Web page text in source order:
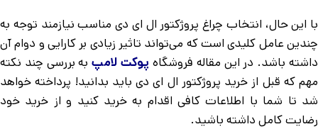
با این حال، انتخاب چراغ پروژکتور ال ای دی مناسب نیازمند توجه به
چندین عامل کلیدی است که می‌تواند تاثیر زیادی بر کارایی و دوام آن
داشته باشد. در این مقاله فروشگاه پوکت لامپبه بررسی چند نکته
مهم که قبل از خرید پروژکتور ال ای دی باید بدانید! پرداخته خواهد
شد تا شما با اطلاعات کافی اقدام به خرید کنید و از خرید خود
رضایت کامل داشته باشید.